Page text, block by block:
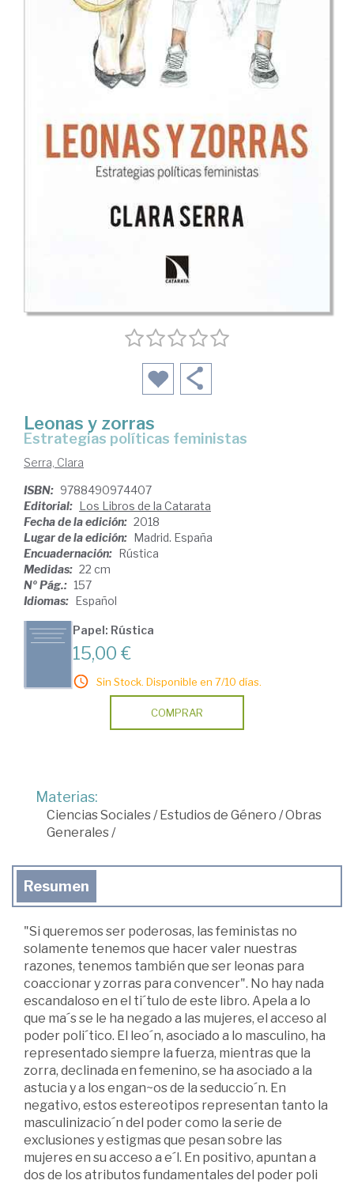
Leonas y zorras
estrategias políticas feministas
Serra, Clara
ISBN: 9788490974407
Editorial: Los Libros de la Catarata
Fecha de la edición: 2018
Lugar de la edición: Madrid. España
Encuadernación: Rústica
Medidas: 22 cm
Nº Pág.: 157
Idiomas: Español
Papel: Rústica
15,00 €
Sin Stock. Disponible en 7/10 días.
COMPRAR
Materias:
Ciencias Sociales/ Estudios de Género /Obras
Generales/
Resumen
"Si queremos ser poderosas, las feministas no
solamente tenemos que hacer valer nuestras
razones, tenemos también que ser leonas para
coaccionar y zorras para convencer". No hay nada
escandaloso en el ti´tulo de este libro. Apela a lo
que ma´s se le ha negado a las mujeres, el acceso al
poder poli´tico. El leo´n, asociado a lo masculino, ha
representado siempre la fuerza, mientras que la
zorra, declinada en femenino, se ha asociado a la
astucia y a los engan~os de la seduccio´n. En
negativo, estos estereotipos representan tanto la
masculinizacio´n del poder como la serie de
exclusiones y estigmas que pesan sobre las
mujeres en su acceso a e´l. En positivo, apuntan a
dos de los atributos fundamentales del poder poli